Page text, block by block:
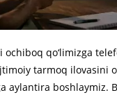
ochiboq qo‘limizga
tarmoq ilovasini
aylantira boshlaymiz.